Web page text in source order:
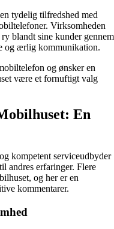
tydelig tilfredshed med
Virksomheden
blandt sine kunder gennem
og ærlig kommunikation.
og ønsker en
være et fornuftigt valg
En
kompetent serviceudbyder
andres erfaringer. Flere
og her er en
kommentarer.